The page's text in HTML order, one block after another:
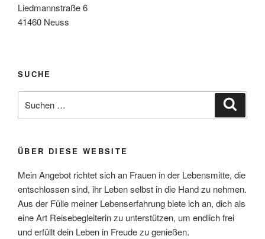
Liedmannstraße 6
41460 Neuss
SUCHE
nach:
ÜBER DIESE WEBSITE
Mein Angebot richtet sich an Frauen in der Lebensmitte, die
entschlossen sind, ihr Leben selbst in die Hand zu nehmen.
Aus der Fülle meiner Lebenserfahrung biete ich an, dich als
eine Art Reisebegleiterin zu unterstützen, um endlich frei
und erfüllt dein Leben in Freude zu genießen.